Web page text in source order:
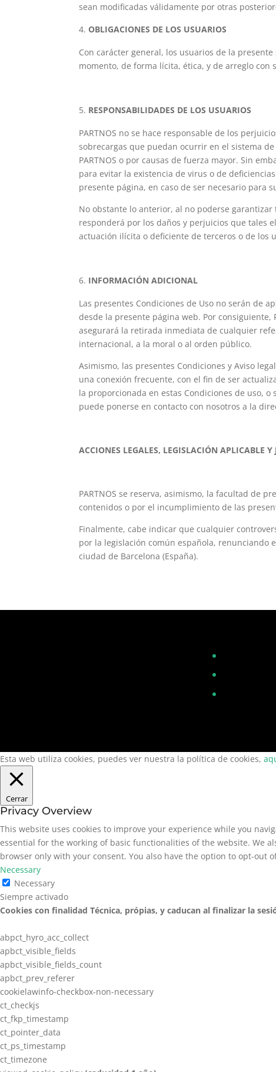
sean modificadas válidamente por otras
OBLIGACIONES DE LOS USUARIOS
Con carácter general, los usuarios de la
momento, de forma lícita, ética, y de arreglo
RESPONSABILIDADES DE LOS USUARIOS
PARTNOS no se hace responsable de los
sobrecargas que puedan ocurrir en el sistema
PARTNOS o por causas de fuerza mayor. Sin
para evitar la existencia de virus o de
presente página, en caso de ser necesario para
No obstante lo anterior, al no poderse
responderá por los daños y perjuicios que tales
actuación ilícita o deficiente de terceros o de los
INFORMACIÓN ADICIONAL
Las presentes Condiciones de Uso no serán de
desde la presente página web. Por consiguiente,
asegurará la retirada inmediata de cualquier
internacional, a la moral o al orden público.
Asimismo, las presentes Condiciones y Aviso
una conexión frecuente, con el fin de ser
la proporcionada en estas Condiciones de uso,
puede ponerse en contacto con nosotros a la
ACCIONES LEGALES, LEGISLACIÓN APLICABLE Y
PARTNOS se reserva, asimismo, la facultad de
contenidos o por el incumplimiento de las
Finalmente, cabe indicar que cualquier
por la legislación común española, renunciando
ciudad de Barcelona (España).
Esta web utiliza cookies, puedes ver nuestra la política de cookies,
Cerrar
Privacy Overview
This website uses cookies to improve your experience while you
essential for the working of basic functionalities of the website. We
browser only with your consent. You also have the option to opt-out
Necessary
Necessary
Siempre activado
Cookies con finalidad Técnica, própias, y caducan al finalizar la
abpct_hyro_acc_collect
apbct_visible_fields
apbct_visible_fields_count
apbct_prev_referer
cookielawinfo-checkbox-non-necessary
ct_checkjs
ct_fkp_timestamp
ct_pointer_data
ct_ps_timestamp
ct_timezone